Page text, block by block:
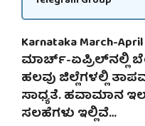
Karnataka March-
ಮಾರ್ಚ್-ಏಪ್ರಿಲ್‌ನಲ್ಲಿ
ಹಲವು ಜಿಲ್ಲೆಗಳಲ್ಲಿ
ಸಾಧ್ಯತೆ. ಹವಾಮಾನ
ಸಲಹೆಗಳು ಇಲ್ಲಿವೆ…